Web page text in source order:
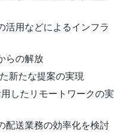
活用などによるインフラ
らの解放
新たな提案の実現
したリモートワークの実
配送業務の効率化を検討